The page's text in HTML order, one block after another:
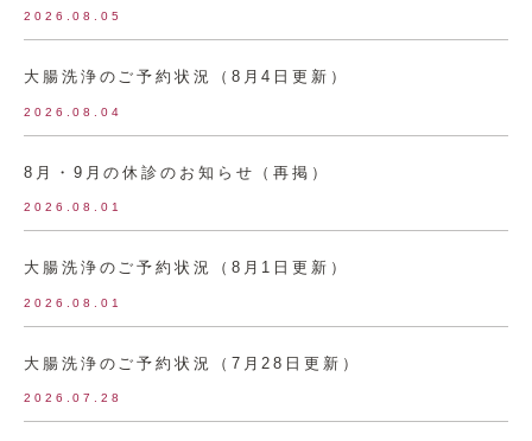
2026.08.05
大腸洗浄のご予約状況（8月4日更新）
2026.08.04
8月・9月の休診のお知らせ（再掲）
2026.08.01
大腸洗浄のご予約状況（8月1日更新）
2026.08.01
大腸洗浄のご予約状況（7月28日更新）
2026.07.28